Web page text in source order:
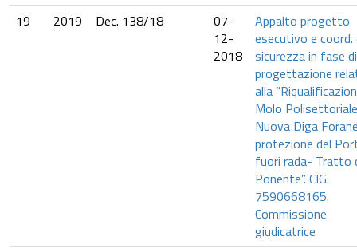
19
2019 Dec. 138/18
07-
12-
2018
Appalto progetto
esecutivo e coord.
sicurezza in fase di
progettazione
alla
Molo
Nuova Diga
protezione del
fuori rada- Tratto
Ponente”. CIG:
7590668165.
Commissione
giudicatrice